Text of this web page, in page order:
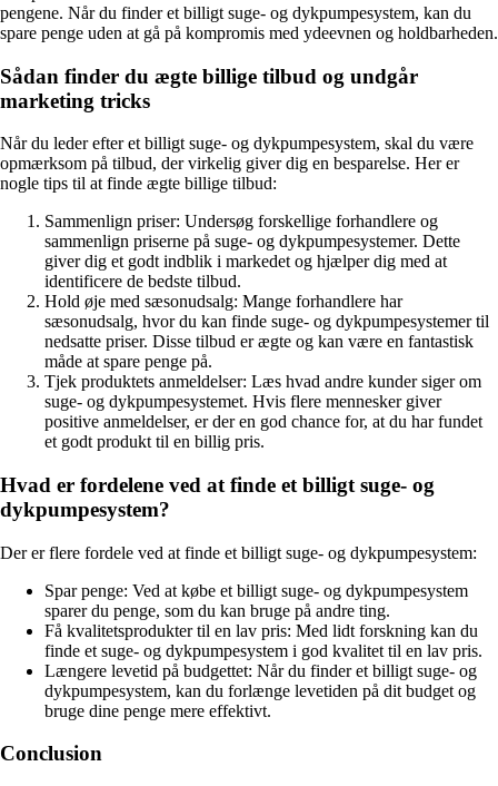
pengene. Når du finder et billigt suge- og dykpumpesystem, kan du
spare penge uden at gå på kompromis med ydeevnen og holdbarheden.
Sådan finder du ægte billige tilbud og undgår
marketing tricks
Når du leder efter et billigt suge- og dykpumpesystem, skal du være
opmærksom på tilbud, der virkelig giver dig en besparelse. Her er
nogle tips til at finde ægte billige tilbud:
Sammenlign priser: Undersøg forskellige forhandlere og
sammenlign priserne på suge- og dykpumpesystemer. Dette
giver dig et godt indblik i markedet og hjælper dig med at
identificere de bedste tilbud.
Hold øje med sæsonudsalg: Mange forhandlere har
sæsonudsalg, hvor du kan finde suge- og dykpumpesystemer til
nedsatte priser. Disse tilbud er ægte og kan være en fantastisk
måde at spare penge på.
Tjek produktets anmeldelser: Læs hvad andre kunder siger om
suge- og dykpumpesystemet. Hvis flere mennesker giver
positive anmeldelser, er der en god chance for, at du har fundet
et godt produkt til en billig pris.
Hvad er fordelene ved at finde et billigt suge- og
dykpumpesystem?
Der er flere fordele ved at finde et billigt suge- og dykpumpesystem:
Spar penge: Ved at købe et billigt suge- og dykpumpesystem
sparer du penge, som du kan bruge på andre ting.
Få kvalitetsprodukter til en lav pris: Med lidt forskning kan du
finde et suge- og dykpumpesystem i god kvalitet til en lav pris.
Længere levetid på budgettet: Når du finder et billigt suge- og
dykpumpesystem, kan du forlænge levetiden på dit budget og
bruge dine penge mere effektivt.
Conclusion